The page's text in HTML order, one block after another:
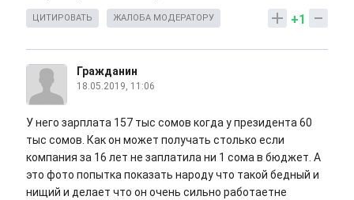
+1
ЦИТИРОВАТЬ ЖАЛОБА МОДЕРАТОРУ
Гражданин
18.05.2019, 11:06
У него зарплата 157 тыс сомов когда у президента 60
тыс сомов. Как он может получать столько если
компания за 16 лет не заплатила ни 1 сома в бюджет. А
это фото попытка показать народу что такой бедный и
нищий и делает что он очень сильно работаетне